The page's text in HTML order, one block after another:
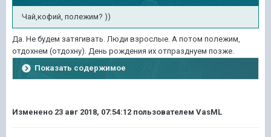
Чай,кофий, полежим? ))
Да. Не будем затягивать. Люди взрослые. А потом полежим,
отдохнем (отдохну). День рождения их отпразднуем позже.
Показать содержимое
Изменено 23 авг 2018, 07:54:12 пользователем VasML